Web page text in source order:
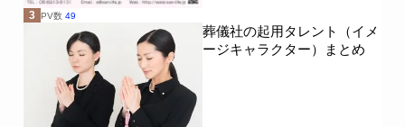
3 PV数 49
葬儀社の起用タレント（イメ
ージキャラクター）まとめ